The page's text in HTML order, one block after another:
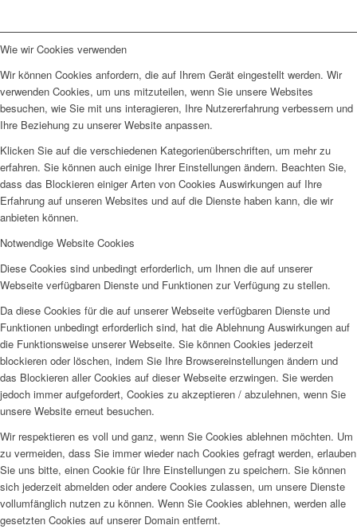
Wie wir Cookies verwenden
Wir können Cookies anfordern, die auf Ihrem Gerät eingestellt werden. Wir
verwenden Cookies, um uns mitzuteilen, wenn Sie unsere Websites
besuchen, wie Sie mit uns interagieren, Ihre Nutzererfahrung verbessern und
Ihre Beziehung zu unserer Website anpassen.
Klicken Sie auf die verschiedenen Kategorienüberschriften, um mehr zu
erfahren. Sie können auch einige Ihrer Einstellungen ändern. Beachten Sie,
dass das Blockieren einiger Arten von Cookies Auswirkungen auf Ihre
Erfahrung auf unseren Websites und auf die Dienste haben kann, die wir
anbieten können.
Notwendige Website Cookies
Diese Cookies sind unbedingt erforderlich, um Ihnen die auf unserer
Webseite verfügbaren Dienste und Funktionen zur Verfügung zu stellen.
Da diese Cookies für die auf unserer Webseite verfügbaren Dienste und
Funktionen unbedingt erforderlich sind, hat die Ablehnung Auswirkungen auf
die Funktionsweise unserer Webseite. Sie können Cookies jederzeit
blockieren oder löschen, indem Sie Ihre Browsereinstellungen ändern und
das Blockieren aller Cookies auf dieser Webseite erzwingen. Sie werden
jedoch immer aufgefordert, Cookies zu akzeptieren / abzulehnen, wenn Sie
unsere Website erneut besuchen.
Wir respektieren es voll und ganz, wenn Sie Cookies ablehnen möchten. Um
zu vermeiden, dass Sie immer wieder nach Cookies gefragt werden, erlauben
Sie uns bitte, einen Cookie für Ihre Einstellungen zu speichern. Sie können
sich jederzeit abmelden oder andere Cookies zulassen, um unsere Dienste
vollumfänglich nutzen zu können. Wenn Sie Cookies ablehnen, werden alle
gesetzten Cookies auf unserer Domain entfernt.